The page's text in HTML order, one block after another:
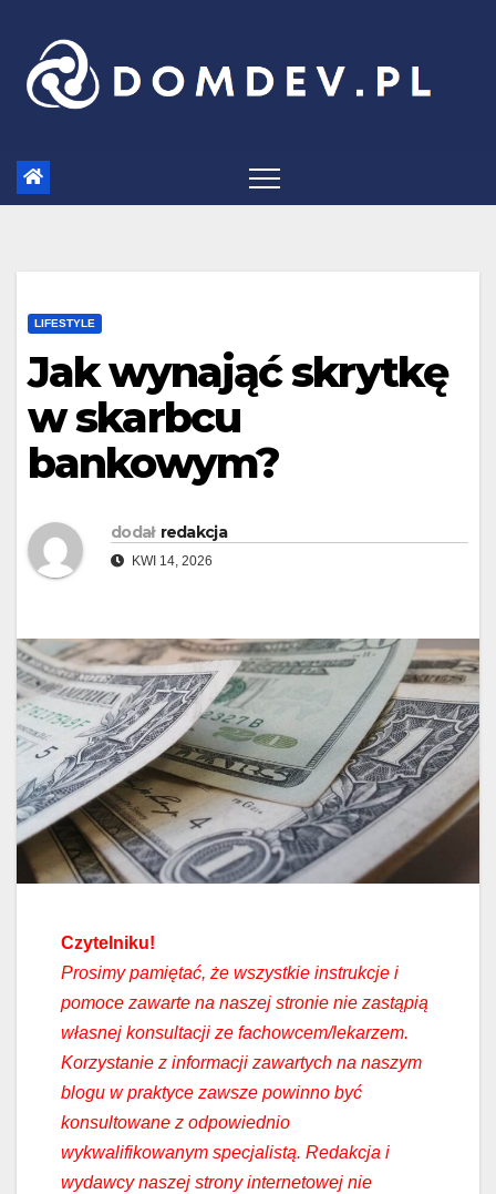
content
LIFESTYLE
Jak wynająć skrytkę
w skarbcu
bankowym?
dodał redakcja
KWI 14, 2026
Czytelniku!
Prosimy pamiętać, że wszystkie instrukcje i
pomoce zawarte na naszej stronie nie zastąpią
własnej konsultacji ze fachowcem/lekarzem.
Korzystanie z informacji zawartych na naszym
blogu w praktyce zawsze powinno być
konsultowane z odpowiednio
wykwalifikowanym specjalistą. Redakcja i
wydawcy naszej strony internetowej nie